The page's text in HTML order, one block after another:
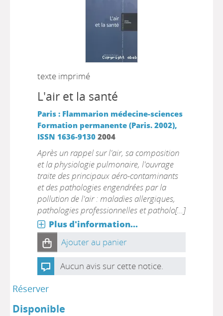
texte imprimé
L'air et la santé
Paris : Flammarion médecine-sciences
Formation permanente (Paris. 2002),
ISSN 1636-9130 2004
Après un rappel sur l'air, sa composition
et la physiologie pulmonaire, l'ouvrage
traite des principaux aéro-contaminants
et des pathologies engendrées par la
pollution de l'air : maladies allergiques,
pathologies professionnelles et patholo[...]
Plus d'information...
Ajouter au panier
Aucun avis sur cette notice.
Réserver
Disponible